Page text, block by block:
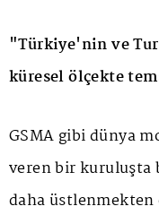
"Türkiye'nin ve
küresel ölçekte
GSMA gibi dünya
veren bir kuruluşta
daha üstlenmekten